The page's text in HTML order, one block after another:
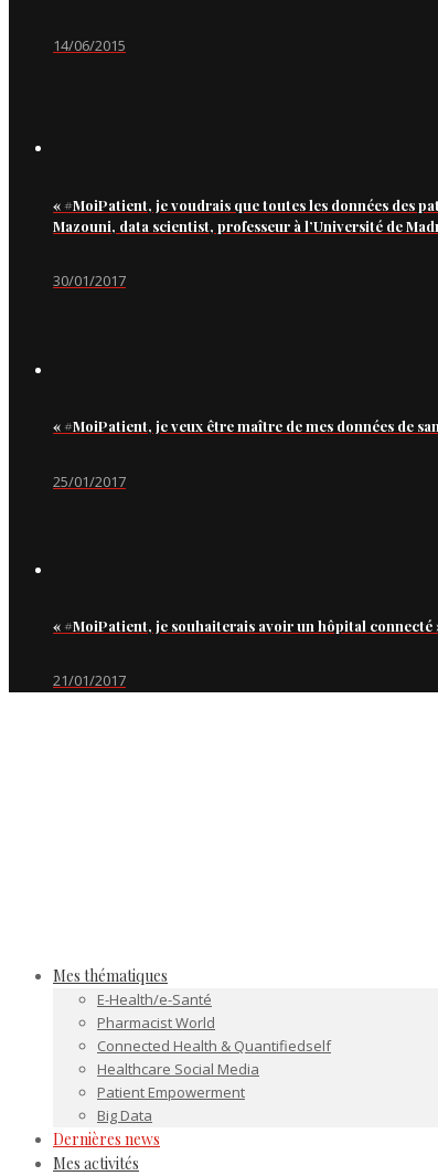
14/06/2015
« #MoiPatient, je voudrais que toutes les données des
Mazouni, data scientist, professeur à l’Université de
30/01/2017
« #MoiPatient, je veux être maître de mes données de
25/01/2017
« #MoiPatient, je souhaiterais avoir un hôpital
21/01/2017
Mes thématiques
E-Health/e-Santé
Pharmacist World
Connected Health & Quantifiedself
Healthcare Social Media
Patient Empowerment
Big Data
Dernières news
Mes activités